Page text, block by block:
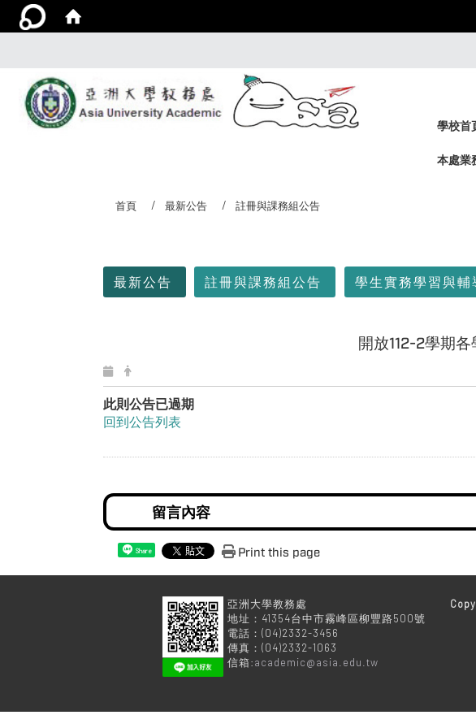
學校首
本處業
首頁 最新公告 註冊與課務組公告
最新公告 註冊與課務組公告 學生實務學習與輔
開放112-2學期
此則公告已過期
回到公告列表
Share Print this page
亞洲大學教務處
地址：41354台中市霧峰區柳豐路500號
電話：(04)2332-3456
傳真：(04)2332-1063
信箱:academic@asia.edu.tw